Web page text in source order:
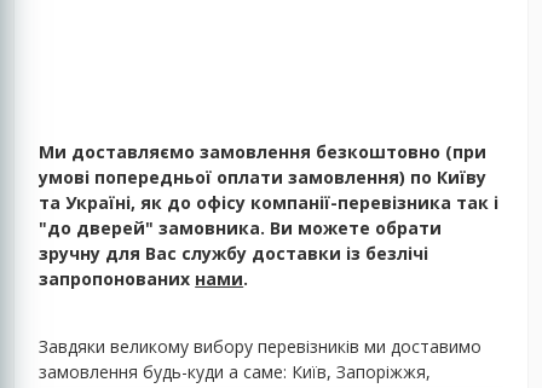
Ми доставляємо замовлення безкоштовно (при
умові попередньої оплати замовлення) по Київу
та Україні, як до офісу компанії-перевізника так і
"до дверей" замовника. Ви можете обрати
зручну для Вас службу доставки із безлічі
запропонованих нами.
Завдяки великому вибору перевізників ми доставимо
замовлення будь-куди а саме: Київ, Запоріжжя,